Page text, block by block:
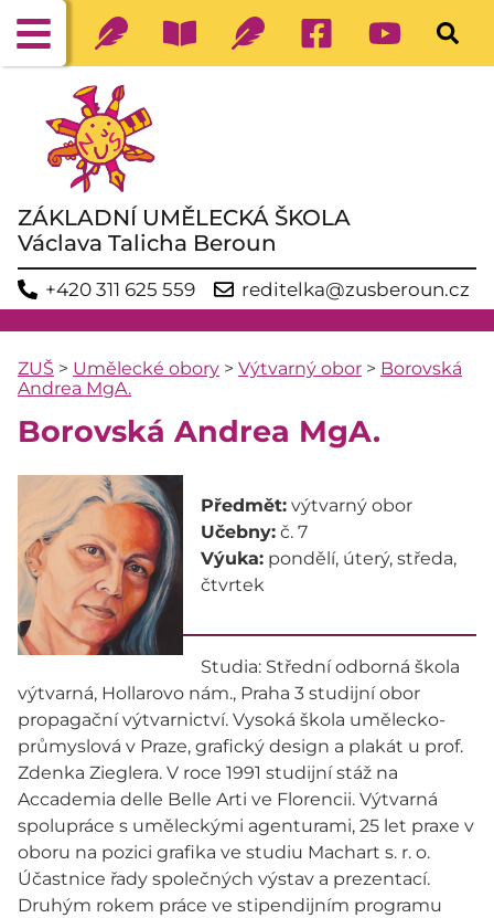
ZÁKLADNÍ UMĚLECKÁ ŠKOLA
Václava Talicha Beroun
+420 311 625 559 reditelka@zusberoun.cz
ZUŠ > Umělecké obory > Výtvarný obor > Borovská
Andrea MgA.
Borovská Andrea MgA.
Předmět: výtvarný obor
Učebny: č. 7
Výuka: pondělí, úterý, středa,
čtvrtek
Studia: Střední odborná škola
výtvarná, Hollarovo nám., Praha 3 studijní obor
propagační výtvarnictví. Vysoká škola umělecko-
průmyslová v Praze, grafický design a plakát u prof.
Zdenka Zieglera. V roce 1991 studijní stáž na
Accademia delle Belle Arti ve Florencii. Výtvarná
spolupráce s uměleckými agenturami, 25 let praxe v
oboru na pozici grafika ve studiu Machart s. r. o.
Účastnice řady společných výstav a prezentací.
Druhým rokem práce ve stipendijním programu